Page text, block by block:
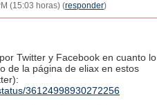
(15:03 horas) (responder)
Twitter y Facebook en cuanto lo
de la página de eliax en estos
36124998930272256